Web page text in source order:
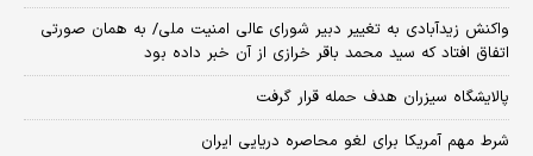
واکنش زیدآبادی به تغییر دبیر شورای عالی امنیت ملی/ به همان صورتی
اتفاق افتاد که سید محمد باقر خرازی از آن خبر داده بود
پالایشگاه سیزران هدف حمله قرار گرفت
شرط مهم آمریکا برای لغو محاصره دریایی ایران